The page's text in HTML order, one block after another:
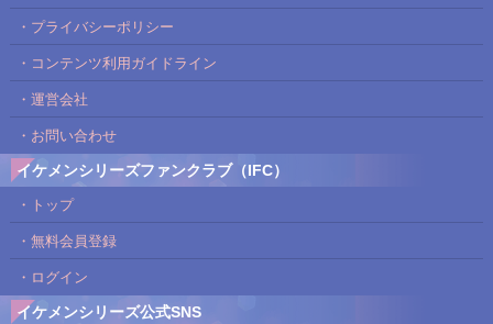
・プライバシーポリシー
・コンテンツ利用ガイドライン
・運営会社
・お問い合わせ
イケメンシリーズファンクラブ（IFC）
・トップ
・無料会員登録
・ログイン
イケメンシリーズ公式SNS